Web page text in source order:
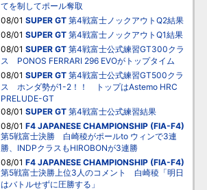
てを制してポール奪取
08/01 SUPER GT 第4戦富士ノックアウトQ2結果
08/01 SUPER GT 第4戦富士ノックアウトQ1結果
08/01 SUPER GT 第4戦富士公式練習GT300クラ
ス PONOS FERRARI 296 EVOがトップタイム
08/01 SUPER GT 第4戦富士公式練習GT500クラ
ス ホンダ勢が1-2！！ トップはAstemo HRC
PRELUDE-GT
08/01 SUPER GT 第4戦富士公式練習結果
08/01 F4 JAPANESE CHAMPIONSHIP (FIA-F4)
第5戦富士決勝 白崎稜がポールto ウィンで3連
勝、INDPクラスもHIROBONが3連勝
08/01 F4 JAPANESE CHAMPIONSHIP (FIA-F4)
第5戦富士決勝上位3人のコメント 白崎稜「明日
はバトルせずに圧勝する」